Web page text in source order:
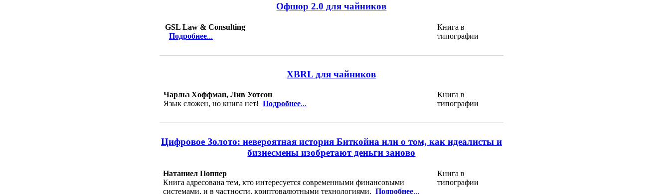
Офшор 2.0 для чайников
GSL Law & Consulting
Подробнее...
Книга в
типографии
XBRL для чайников
Чарльз Хоффман, Лив Уотсон
Язык сложен, но книга нет! Подробнее...
Книга в
типографии
Цифровое Золото: невероятная история Биткойна или о том, как идеалисты и
бизнесмены изобретают деньги заново
Натаниел Поппер
Книга адресована тем, кто интересуется современными финансовыми
системами, и в частности, криптовалютными технологиями. Подробнее...
Книга в
типографии